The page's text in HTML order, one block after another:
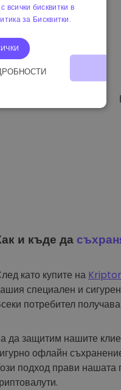
и къде да
като купите на
специален и
потребител
да защитим нашите
офлайн
подход прави
всички бисквитки в
за Бисквитки.